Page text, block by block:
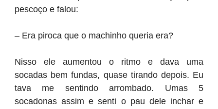
pescoço e falou:
– Era piroca que o machinho queria era?
Nisso ele aumentou o ritmo e dava uma
socadas bem fundas, quase tirando depois. Eu
tava me sentindo arrombado. Umas 5
socadonas assim e senti o pau dele inchar e